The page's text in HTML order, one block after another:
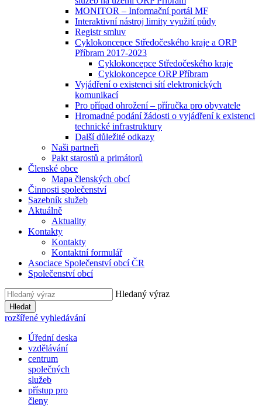
MONITOR – Informační portál MF
Interaktivní nástroj limity využití půdy
Registr smluv
Cyklokoncepce Středočeského kraje a ORP
Příbram 2017-2023
Cyklokoncepce Středočeského kraje
Cyklokoncepce ORP Příbram
Vyjádření o existenci sítí elektronických
komunikací
Pro případ ohrožení – příručka pro obyvatele
Hromadné podání žádosti o vyjádření k existenci
technické infrastruktury
Další důležité odkazy
Naši partneři
Pakt starostů a primátorů
Členské obce
Mapa členských obcí
Činnosti společenství
Sazebník služeb
Aktuálně
Aktuality
Kontakty
Kontakty
Kontaktní formulář
Asociace Společenství obcí ČR
Společenství obcí
Hledaný výraz
Hledat
rozšířené vyhledávání
Úřední deska
vzdělávání
centrum
společných
služeb
přístup pro
členy